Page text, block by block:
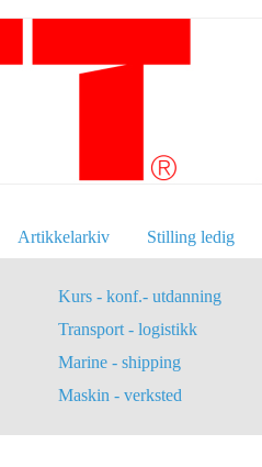
Artikkelarkiv Stilling ledig
Kurs - konf.- utdanning
Transport - logistikk
Marine - shipping
Maskin - verksted